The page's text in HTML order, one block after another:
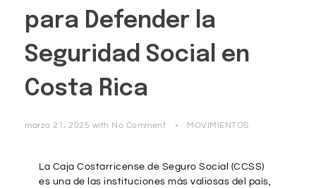
para Defender la
Seguridad Social en
Costa Rica
marzo 21, 2025 with No Comment MOVIMIENTOS
La Caja Costarricense de Seguro Social (CCSS)
es una de las instituciones más valiosas del país,